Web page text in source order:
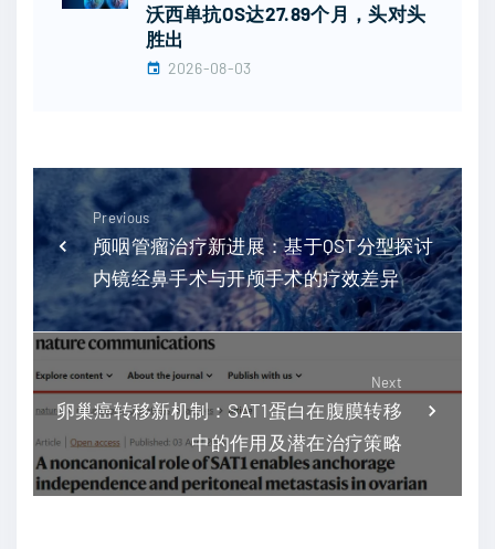
沃西单抗OS达27.89个月，头对头
胜出
2026-08-03
Previous
颅咽管瘤治疗新进展：基于QST分型探讨
内镜经鼻手术与开颅手术的疗效差异
Next
卵巢癌转移新机制：SAT1蛋白在腹膜转移
中的作用及潜在治疗策略